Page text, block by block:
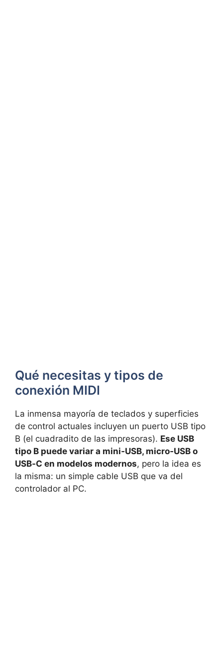
Qué necesitas y tipos de
conexión MIDI
La inmensa mayoría de teclados y superficies
de control actuales incluyen un puerto USB tipo
B (el cuadradito de las impresoras). Ese USB
tipo B puede variar a mini‑USB, micro‑USB o
USB‑C en modelos modernos, pero la idea es
la misma: un simple cable USB que va del
controlador al PC.